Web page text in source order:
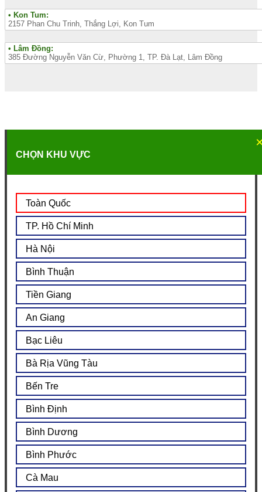
• Kon Tum:
2157 Phan Chu Trinh, Thắng Lợi, Kon Tum
• Lâm Đồng:
385 Đường Nguyễn Văn Cừ, Phường 1, TP. Đà Lạt, Lâm Đồng
CHỌN KHU VỰC
Toàn Quốc
TP. Hồ Chí Minh
Hà Nội
Bình Thuận
Tiền Giang
An Giang
Bạc Liêu
Bà Rịa Vũng Tàu
Bến Tre
Bình Định
Bình Dương
Bình Phước
Cà Mau